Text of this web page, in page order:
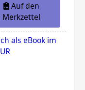
Auf den
Merkzettel
als eBook im